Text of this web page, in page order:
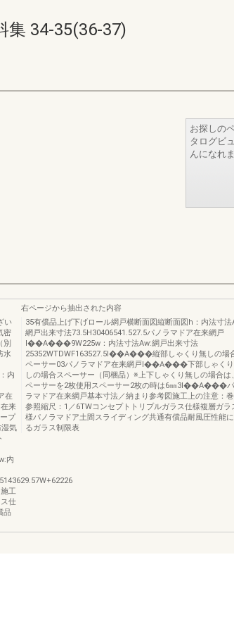
34-35(36-37)
お探しの
タログビ
んになれま
い
密
別
水
内
在
来
プ
気
内
工
仕
品
右ページから抽出された内容
35有償品上げ下げロール網戸横断面図縦断面図h：内法寸法
網戸出来寸法73.5H30406541.527.5パノラマドア在来網戸
I��A���9W225w：内法寸法Aw:網戸出来寸法
25352WTDWF163527.5I��A���縦部しゃくり無しの場
ペーサー03パノラマドア在来網戸I��A���下部しゃく
しの場合スペーサー（同梱品）※上下しゃくり無しの場合は
ペーサーを2枚使用スペーサー2枚の時は6㎜3I��A���
ラマドア在来網戸基本寸法／納まり参考図施工上の注意：
参照縮尺：1／6TWコンセプトトリプルガラス仕様複層ガラ
様パノラマドア土間スライディング共通有償品耐風圧性能に
るガラス制限表